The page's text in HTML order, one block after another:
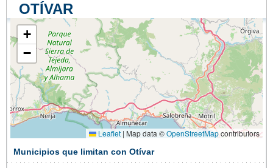
OTÍVAR
+
−
Leaflet | Map data ©OpenStreetMapcontributors
Municipios que limitan con Otívar